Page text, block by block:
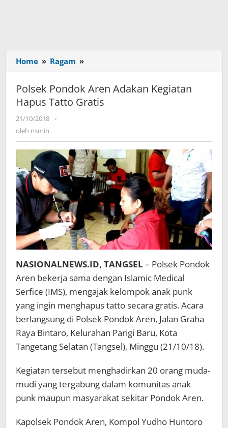
Home » Ragam »
Pondok
Aren
Adakan
Kegiatan
Gratis
Polsek Pondok Aren Adakan Kegiatan
Hapus Tatto Gratis
21/10/2018 oleh
-
oleh nsmin
NASIONALNEWS.ID, TANGSEL – Polsek Pondok
Aren bekerja sama dengan Islamic Medical
Serfice (IMS), mengajak kelompok anak punk
yang ingin menghapus tatto secara gratis. Acara
berlangsung di Polsek Pondok Aren, Jalan Graha
Raya Bintaro, Kelurahan Parigi Baru, Kota
Tangetang Selatan (Tangsel), Minggu (21/10/18).
Kegiatan tersebut menghadirkan 20 orang muda-
mudi yang tergabung dalam komunitas anak
punk maupun masyarakat sekitar Pondok Aren.
Kapolsek Pondok Aren, Kompol Yudho Huntoro